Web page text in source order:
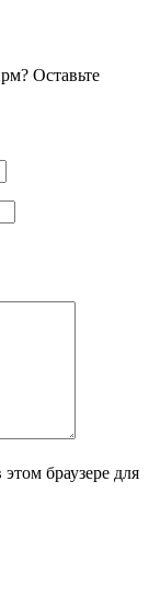
Оставьте
браузере для